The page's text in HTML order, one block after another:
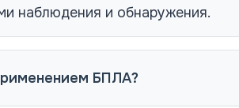
наблюдения и обнаружения.
БПЛА?